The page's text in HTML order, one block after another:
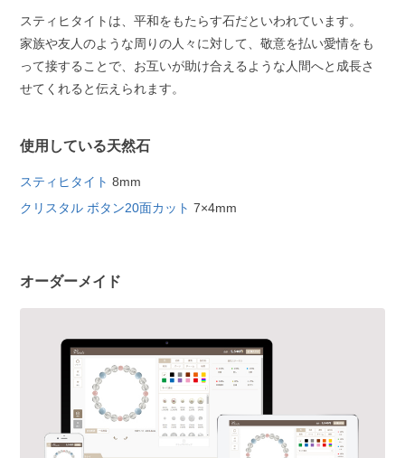
スティヒタイトは、平和をもたらす石だといわれています。
家族や友人のような周りの人々に対して、敬意を払い愛情をも
って接することで、お互いが助け合えるような人間へと成長さ
せてくれると伝えられます。
使用している天然石
スティヒタイト 8mm
クリスタル ボタン20面カット 7×4mm
オーダーメイド